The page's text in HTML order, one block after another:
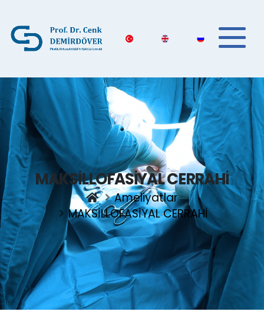
MAKSİLLOFASİYAL CERRAHİ
Ameliyatlar
MAKSİLLOFASİYAL CERRAHİ